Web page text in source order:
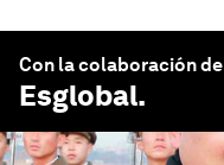
Con la colaboración de
Esglobal.